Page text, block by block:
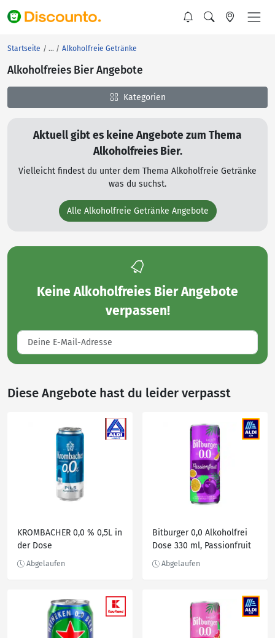
Startseite Alkoholfreie Getränke
Alkoholfreies Bier Angebote
Kategorien
Aktuell gibt es keine Angebote zum Thema
Alkoholfreies Bier.
Vielleicht findest du unter dem Thema Alkoholfreie Getränke
was du suchst.
Alle Alkoholfreie Getränke Angebote
Keine Alkoholfreies Bier Angebote
verpassen!
Diese Angebote hast du leider verpasst
KROMBACHER 0,0 % 0,5L in
der Dose
Bitburger 0,0 Alkoholfrei
Dose 330 ml, Passionfruit